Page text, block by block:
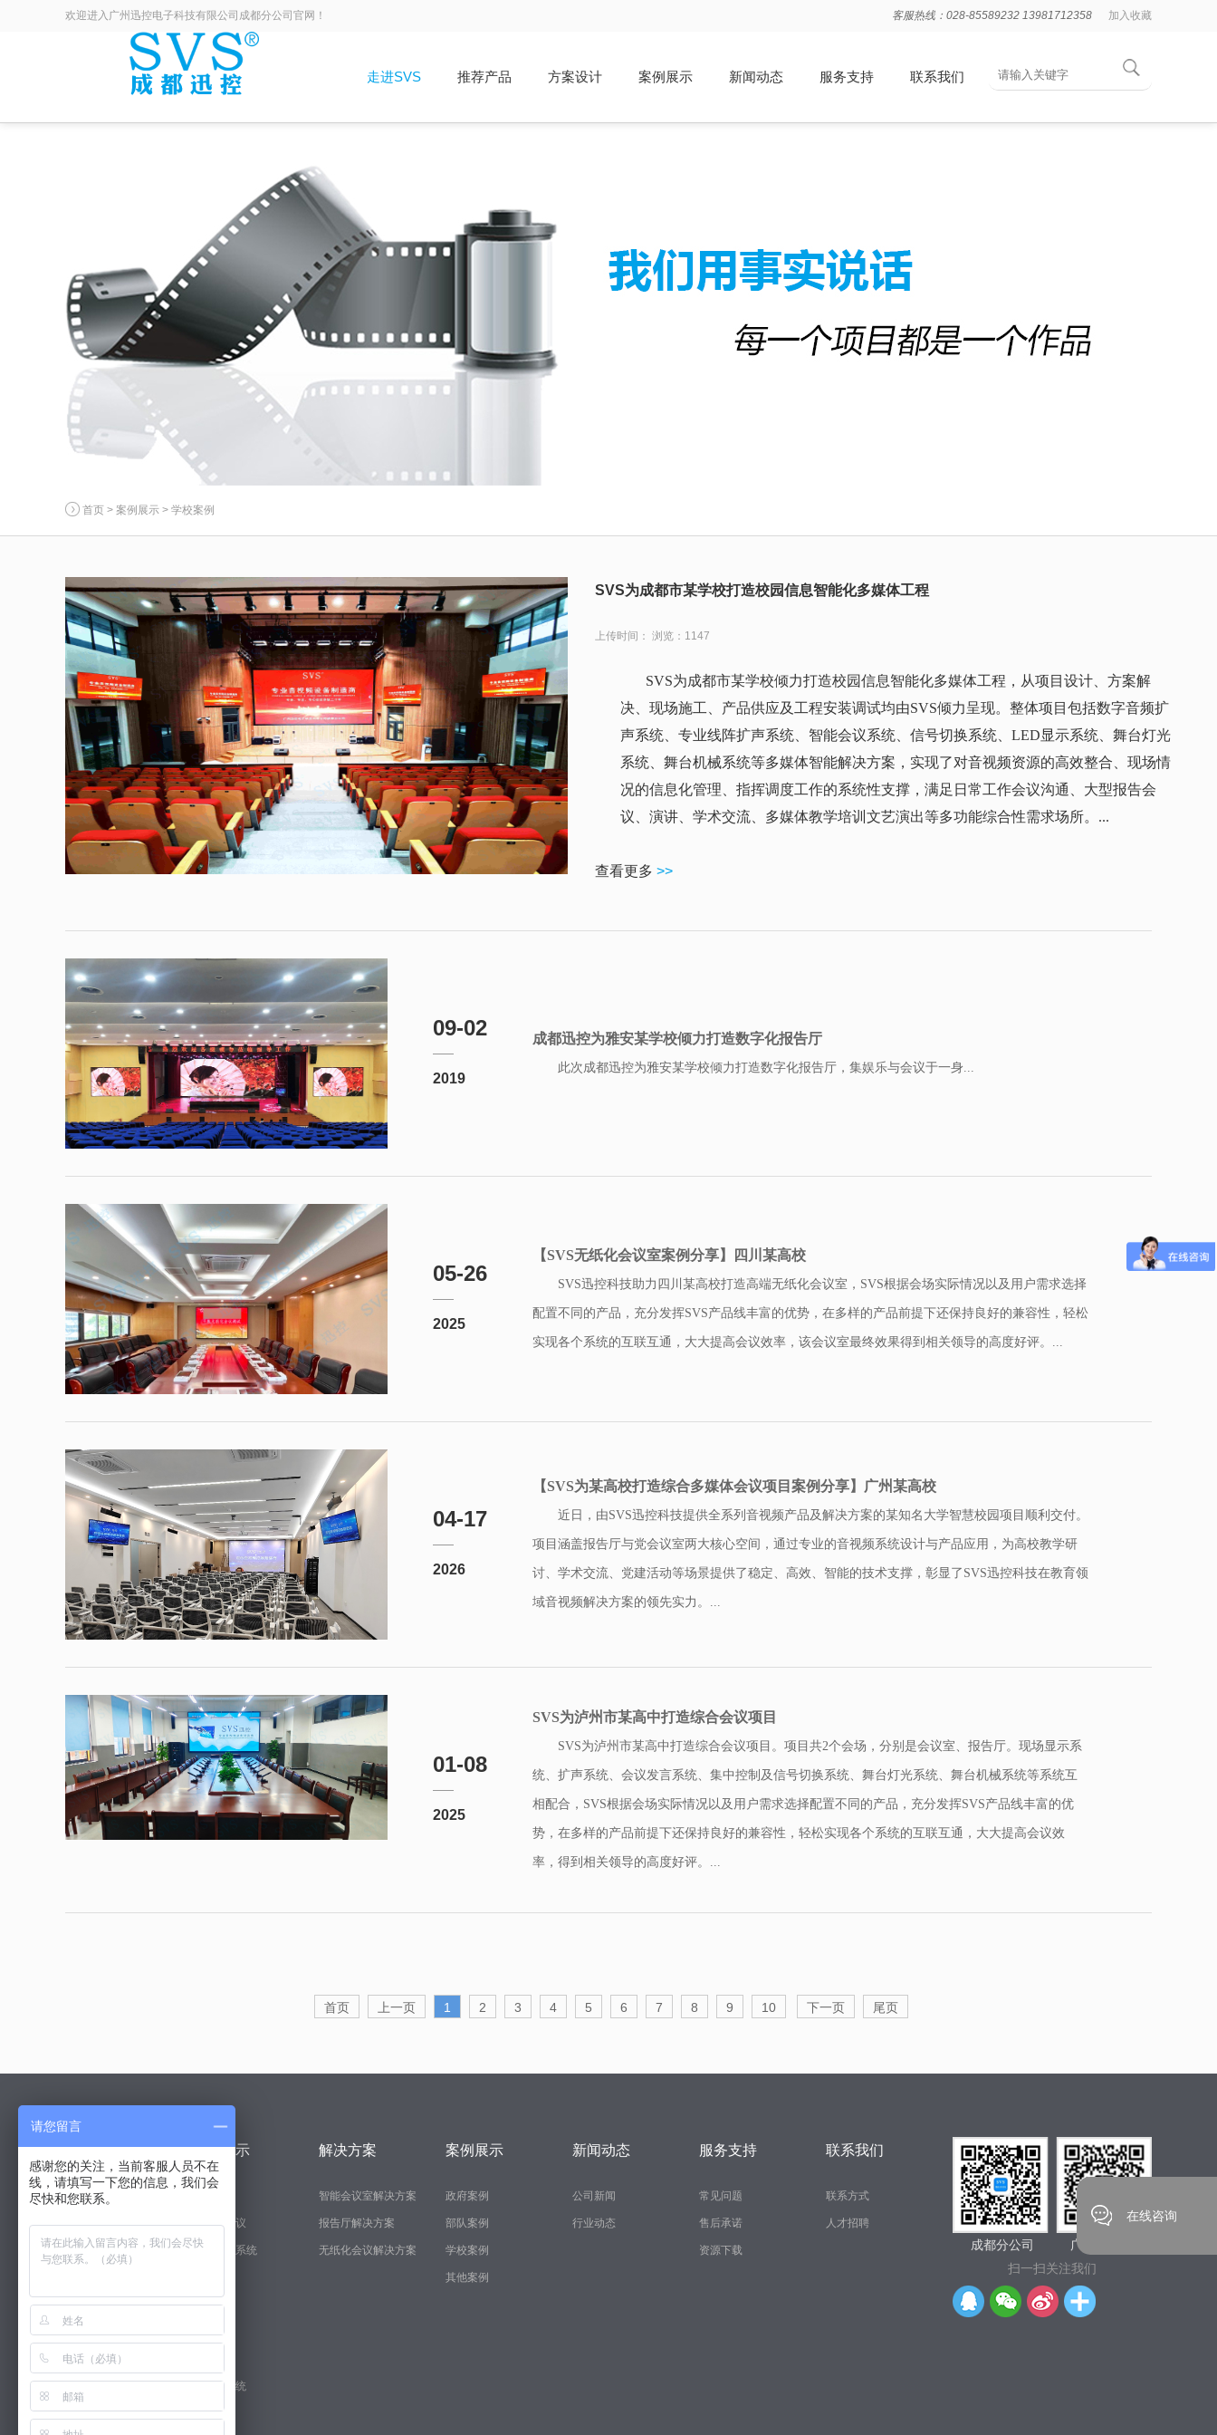
欢迎进入广州迅控电子科技有限公司成都分公司官网！ 客服热线：028-85589232 13981712358 加入收藏
走进SVS 推荐产品 方案设计 案例展示 新闻动态 服务支持 联系我们
首页 > 案例展示 > 学校案例
SVS为成都市某学校打造校园信息智能化多媒体工程
上传时间： 浏览：1147
SVS为成都市某学校倾力打造校园信息智能化多媒体工程，从项目设计、方案解
决、现场施工、产品供应及工程安装调试均由SVS倾力呈现。整体项目包括数字音频扩
声系统、专业线阵扩声系统、智能会议系统、信号切换系统、LED显示系统、舞台灯光
系统、舞台机械系统等多媒体智能解决方案，实现了对音视频资源的高效整合、现场情
况的信息化管理、指挥调度工作的系统性支撑，满足日常工作会议沟通、大型报告会
议、演讲、学术交流、多媒体教学培训文艺演出等多功能综合性需求场所。...
查看更多 >>
09-02
2019
成都迅控为雅安某学校倾力打造数字化报告厅
此次成都迅控为雅安某学校倾力打造数字化报告厅，集娱乐与会议于一身...
05-26
2025
【SVS无纸化会议室案例分享】四川某高校
SVS迅控科技助力四川某高校打造高端无纸化会议室，SVS根据会场实际情况以及用户需求选择
配置不同的产品，充分发挥SVS产品线丰富的优势，在多样的产品前提下还保持良好的兼容性，轻松
实现各个系统的互联互通，大大提高会议效率，该会议室最终效果得到相关领导的高度好评。...
04-17
2026
【SVS为某高校打造综合多媒体会议项目案例分享】广州某高校
近日，由SVS迅控科技提供全系列音视频产品及解决方案的某知名大学智慧校园项目顺利交付。
项目涵盖报告厅与党会议室两大核心空间，通过专业的音视频系统设计与产品应用，为高校教学研
讨、学术交流、党建活动等场景提供了稳定、高效、智能的技术支撑，彰显了SVS迅控科技在教育领
域音视频解决方案的领先实力。...
01-08
2025
SVS为泸州市某高中打造综合会议项目
SVS为泸州市某高中打造综合会议项目。项目共2个会场，分别是会议室、报告厅。现场显示系
统、扩声系统、会议发言系统、集中控制及信号切换系统、舞台灯光系统、舞台机械系统等系统互
相配合，SVS根据会场实际情况以及用户需求选择配置不同的产品，充分发挥SVS产品线丰富的优
势，在多样的产品前提下还保持良好的兼容性，轻松实现各个系统的互联互通，大大提高会议效
率，得到相关领导的高度好评。...
首页 上一页 1 2 3 4 5 6 7 8 9 10 下一页 尾页
关于svs
经理致辞
品牌优势
企业概况
产品展示
无纸化会议
矩阵切换系统
中控系统
专业扩声
分布式系统
其他配套
解决方案
智能会议室解决方案
报告厅解决方案
无纸化会议解决方案
案例展示
政府案例
部队案例
学校案例
其他案例
新闻动态
公司新闻
行业动态
服务支持
常见问题
售后承诺
资源下载
联系我们
联系方式
人才招聘
成都分公司 广州总公司
扫一扫关注我们
在线咨询
请您留言
感谢您的关注，当前客服人员不在
线，请填写一下您的信息，我们会
尽快和您联系。